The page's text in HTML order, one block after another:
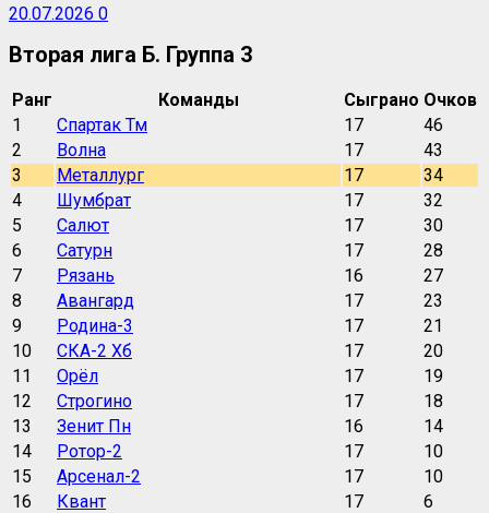
20.07.2026 0
Вторая лига Б. Группа 3
Ранг Команды Сыграно Очков
1
Спартак Тм 17
46
2
Волна 17
43
3
Металлург 17
34
4
Шумбрат 17
32
5
Салют 17
30
6
Сатурн 17
28
7
Рязань 16
27
8
Авангард 17
23
9
Родина-3 17
21
10
СКА-2 Хб 17
20
11
Орёл 17
19
12
Строгино 17
18
13
Зенит Пн 16
14
14
Ротор-2 17
10
15
Арсенал-2 17
10
16
Квант 17 6